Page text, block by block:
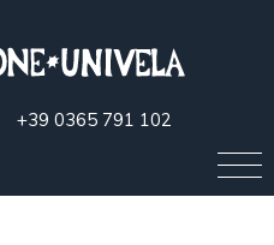
+39 0365 791 102